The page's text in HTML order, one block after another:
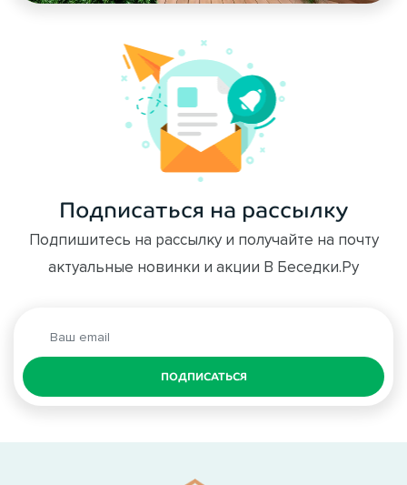
Подписаться на рассылку
Подпишитесь на рассылку и получайте на почту
актуальные новинки и акции В Беседки.Ру
ПОДПИСАТЬСЯ